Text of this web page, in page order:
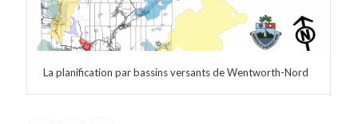
La planification par bassins versants de Wentworth-Nord